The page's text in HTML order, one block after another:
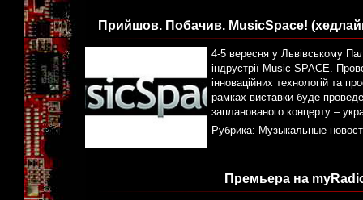
Прийшов. Побачив. MusicSpace!
4-5 вересня у Львівському
індрустрії Music SPACE.
інноваційних технологій та
рамках виставки буде
запланованого концерту –
Рубрика: Музыкальные
Премьера на